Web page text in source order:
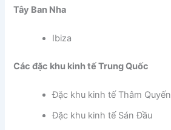
Tây Ban Nha
Ibiza
Các đặc khu kinh tế Trung Quốc
Đặc khu kinh tế Thâm Quyến
Đặc khu kinh tế Sán Đầu